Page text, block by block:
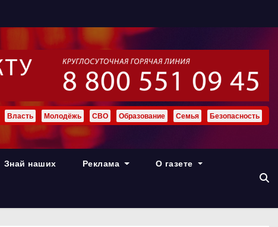
Власть Молодёжь СВО Образование Семья Безопасность
Знай наших Реклама О газете